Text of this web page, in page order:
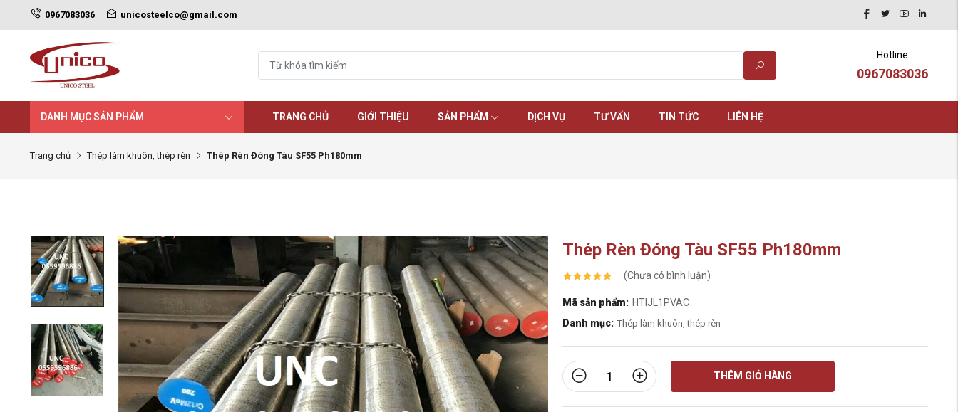
0967083036 unicosteelco@gmail.com
Hotline
0967083036
DANH MỤC SẢN PHẨM TRANG CHỦ GIỚI THIỆU SẢN PHẨM DỊCH VỤ TƯ VẤN TIN TỨC LIÊN HỆ
Trang chủ Thép làm khuôn, thép rèn Thép Rèn Đóng Tàu SF55 Ph180mm
Thép Rèn Đóng Tàu SF55 Ph180mm
(Chưa có bình luận)
Mã sản phẩm: HTIJL1PVAC
Danh mục: Thép làm khuôn, thép rèn
THÊM GIỎ HÀNG